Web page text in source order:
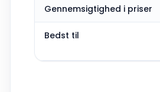
Gennemsigtighed i priser
Bedst til